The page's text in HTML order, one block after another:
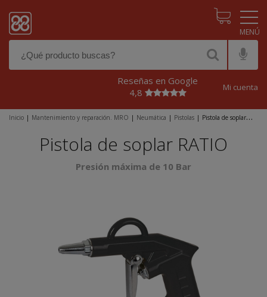
Reseñas en Google
4,8
Mi cuenta
Inicio | Mantenimiento y reparación. MRO | Neumática | Pistolas | Pistola de soplar
Pistola de soplar RATIO
Presión máxima de 10 Bar